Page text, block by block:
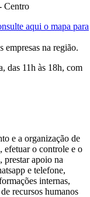
Centro
aqui o mapa para
na região.
das 11h às 18h, com
e a organização de
efetuar o controle e o
prestar apoio na
e telefone,
internas,
recursos humanos